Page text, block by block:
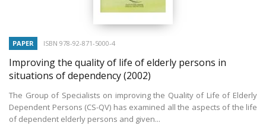
PAPER ISBN 978-92-871-5000-4
Improving the quality of life of elderly persons in
situations of dependency(2002)
The Group of Specialists on improving the Quality of Life of Elderly
Dependent Persons (CS-QV) has examined all the aspects of the life
of dependent elderly persons and given...